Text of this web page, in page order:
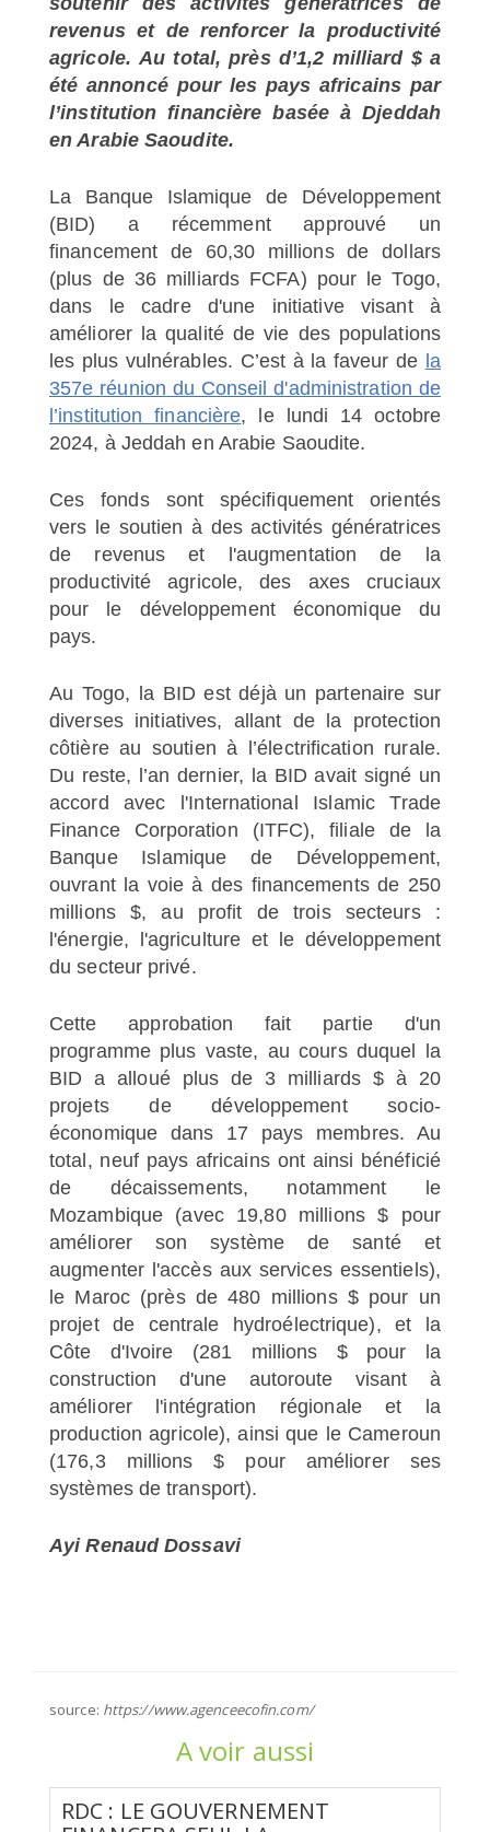
revenus et de renforcer la productivité
agricole. Au total, près d’1,2 milliard $ a
été annoncé pour les pays africains par
l’institution financière basée à Djeddah
en Arabie Saoudite.
La Banque Islamique de Développement
(BID) a récemment approuvé un
financement de 60,30 millions de dollars
(plus de 36 milliards FCFA) pour le Togo,
dans le cadre d'une initiative visant à
améliorer la qualité de vie des populations
les plus vulnérables. C’est à la faveur de la
357e réunion du Conseil d'administration de
l’institution financière, le lundi 14 octobre
2024, à Jeddah en Arabie Saoudite.
Ces fonds sont spécifiquement orientés
vers le soutien à des activités génératrices
de revenus et l'augmentation de la
productivité agricole, des axes cruciaux
pour le développement économique du
pays.
Au Togo, la BID est déjà un partenaire sur
diverses initiatives, allant de la protection
côtière au soutien à l’électrification rurale.
Du reste, l’an dernier, la BID avait signé un
accord avec l'International Islamic Trade
Finance Corporation (ITFC), filiale de la
Banque Islamique de Développement,
ouvrant la voie à des financements de 250
millions $, au profit de trois secteurs :
l'énergie, l'agriculture et le développement
du secteur privé.
Cette approbation fait partie d'un
programme plus vaste, au cours duquel la
BID a alloué plus de 3 milliards $ à 20
projets de développement socio-
économique dans 17 pays membres. Au
total, neuf pays africains ont ainsi bénéficié
de décaissements, notamment le
Mozambique (avec 19,80 millions $ pour
améliorer son système de santé et
augmenter l'accès aux services essentiels),
le Maroc (près de 480 millions $ pour un
projet de centrale hydroélectrique), et la
Côte d'Ivoire (281 millions $ pour la
construction d'une autoroute visant à
améliorer l'intégration régionale et la
production agricole), ainsi que le Cameroun
(176,3 millions $ pour améliorer ses
systèmes de transport).
Ayi Renaud Dossavi
source: https://www.agenceecofin.com/
A voir aussi
RDC : LE GOUVERNEMENT